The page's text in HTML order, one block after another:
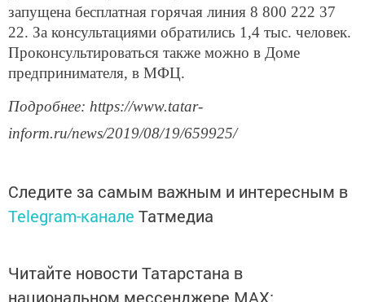
запущена бесплатная горячая линия 8 800 222 37
22. За консультациями обратились 1,4 тыс. человек.
Проконсультироваться также можно в Доме
предпринимателя, в МФЦ.
Подробнее: https://www.tatar-
inform.ru/news/2019/08/19/659925/
Следите за самым важным и интересным в
Telegram-канале Татмедиа
Читайте новости Татарстана в
национальном мессенджере MАХ: